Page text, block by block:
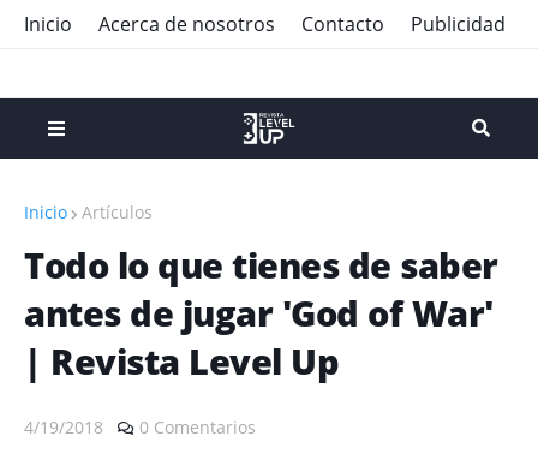
Inicio Acerca de nosotros Contacto Publicidad
Inicio Artículos
Todo lo que tienes de saber
antes de jugar 'God of War'
| Revista Level Up
4/19/2018 0 Comentarios